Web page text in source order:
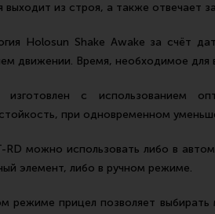
выходит из строя, а также отвечает
Holosun Shake Awake за счёт
движении. Время, необходимое для
изготовлен с использованием
при одновременном
RD можно использовать либо в
элемент, либо в ручном режиме.
режиме прицел позволяет